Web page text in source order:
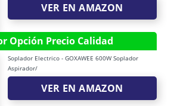
VER EN AMAZON
Opción Precio Calidad
Soplador Electrico - GOXAWEE 600W Soplador
Aspirador/
VER EN AMAZON